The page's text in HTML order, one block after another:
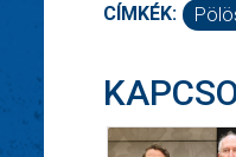
CÍMKÉK: